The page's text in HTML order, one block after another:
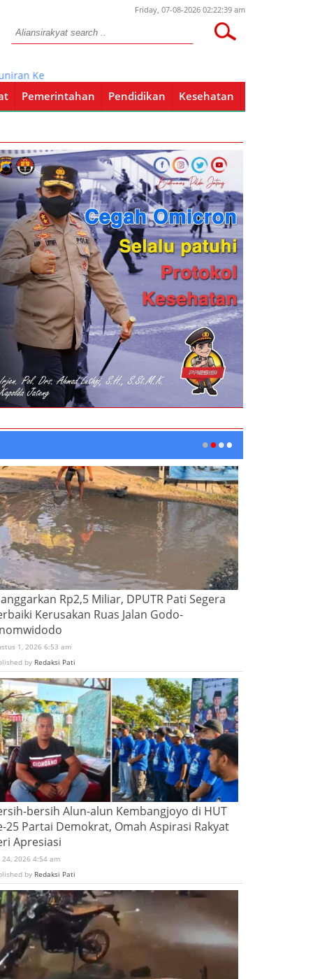
Friday, 07-08-2026 02:22:39 am
Mapolres Bojonegoro
Pemerintahan Pendidikan Kesehatan
Pendidikan Kesehatan
Rp2,5 Miliar, DPUTR Pati Segera
Kerusakan Ruas Jalan Godo-
1, 2026 6:53 am
by Redaksi Pati
bersih Alun-alun Kembangjoyo di HUT
25 Partai Demokrat, Omah Aspirasi Rakyat
Apresiasi
24, 2026 4:54 am
by Redaksi Pati